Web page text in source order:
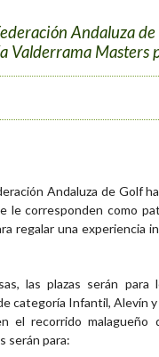
Andaluza
Valderrama Masters
Andaluza de Golf
le corresponden como
regalar una experiencia
las plazas serán para
categoría Infantil, Alevín
el recorrido
serán para: